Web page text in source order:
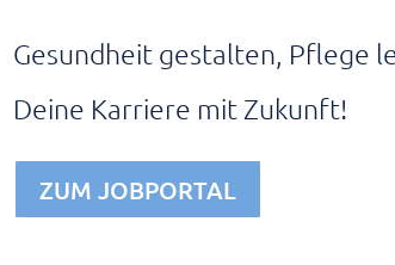
Gesundheit gestalten, Pflege
Deine Karriere mit Zukunft!
ZUM JOBPORTAL